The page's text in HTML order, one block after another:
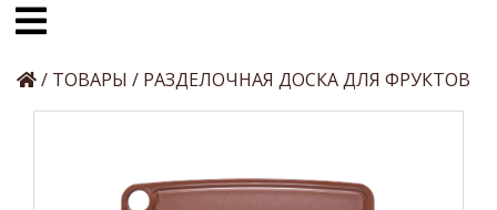
/ ТОВАРЫ / РАЗДЕЛОЧНАЯ ДОСКА ДЛЯ ФРУКТОВ